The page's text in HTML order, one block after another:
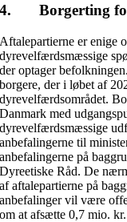
4. Borgerting
Aftalepartierne er enige
dyrevelfærdsmæssige
der optager
borgere, der i løbet af
dyrevelfærdsområdet.
Danmark med
dyrevelfærdsmæssige
anbefalingerne til
anbefalingerne på
Dyreetiske Råd. De
af aftalepartierne på
anbefalinger vil være
om at afsætte 0,7 mio.